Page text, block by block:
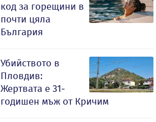
код за горещини в
почти цяла
България
Убийството в
Пловдив:
Жертвата е 31-
годишен мъж от Кричим